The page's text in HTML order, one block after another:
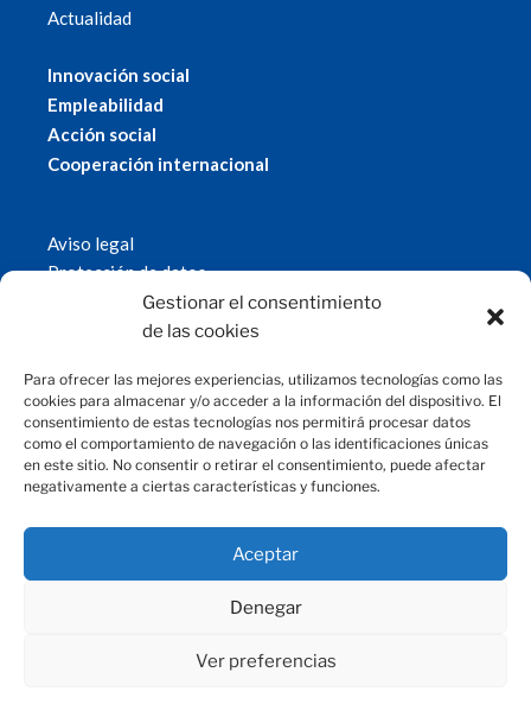
Gestionar el consentimiento
de las cookies
Para ofrecer las mejores experiencias, utilizamos tecnologías como las
cookies para almacenar y/o acceder a la información del dispositivo. El
consentimiento de estas tecnologías nos permitirá procesar datos
como el comportamiento de navegación o las identificaciones únicas
en este sitio. No consentir o retirar el consentimiento, puede afectar
negativamente a ciertas características y funciones.
Aceptar
Denegar
Ver preferencias
Actualidad
Innovación social
Empleabilidad
Acción social
Cooperación internacional
Aviso legal
Protección de datos
Política de cookies
© 2019 Fundación Magtel.
CONTACTO
fundacion@magtel.es
Parque Empresarial Las Quemadas
C/Gabriel Ramos Bejarano, 114
14014 Córdoba